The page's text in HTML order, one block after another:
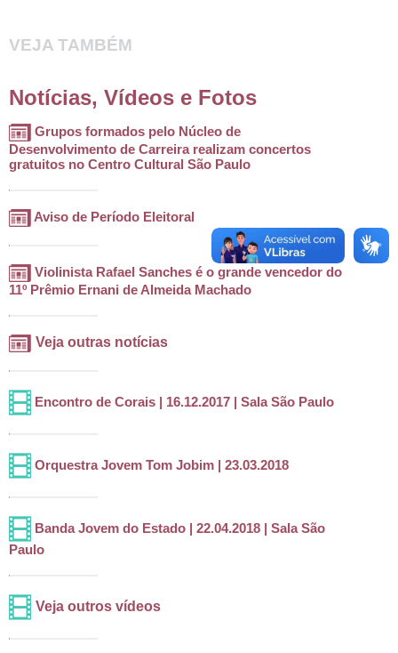
VEJA TAMBÉM
Notícias, Vídeos e Fotos
Grupos formados pelo Núcleo de
Desenvolvimento de Carreira realizam concertos
gratuitos no Centro Cultural São Paulo
Aviso de Período Eleitoral
Violinista Rafael Sanches é o grande vencedor do
11º Prêmio Ernani de Almeida Machado
Veja outras notícias
Encontro de Corais | 16.12.2017 | Sala São Paulo
Orquestra Jovem Tom Jobim | 23.03.2018
Banda Jovem do Estado | 22.04.2018 | Sala São
Paulo
Veja outros vídeos